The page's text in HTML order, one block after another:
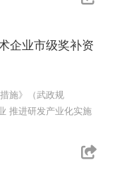
企业市级奖补资
施》（武政规
推进研发产业化实施